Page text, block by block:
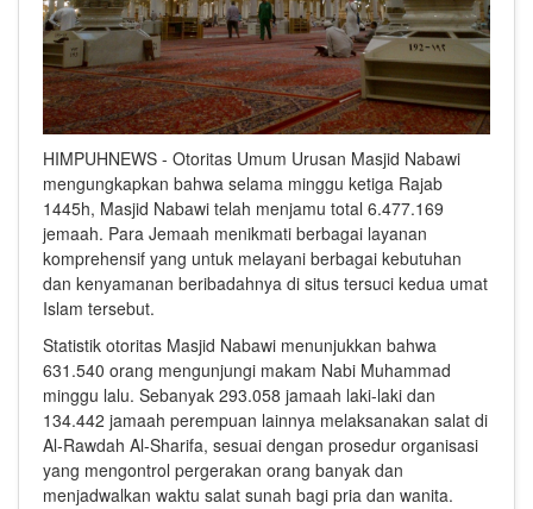
HIMPUHNEWS - Otoritas Umum Urusan Masjid Nabawi
mengungkapkan bahwa selama minggu ketiga Rajab
1445h, Masjid Nabawi telah menjamu total 6.477.169
jemaah. Para Jemaah menikmati berbagai layanan
komprehensif yang untuk melayani berbagai kebutuhan
dan kenyamanan beribadahnya di situs tersuci kedua umat
Islam tersebut.
Statistik otoritas Masjid Nabawi menunjukkan bahwa
631.540 orang mengunjungi makam Nabi Muhammad
minggu lalu. Sebanyak 293.058 jamaah laki-laki dan
134.442 jamaah perempuan lainnya melaksanakan salat di
Al-Rawdah Al-Sharifa, sesuai dengan prosedur organisasi
yang mengontrol pergerakan orang banyak dan
menjadwalkan waktu salat sunah bagi pria dan wanita.